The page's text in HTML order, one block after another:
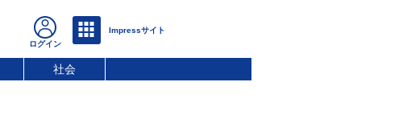
社会